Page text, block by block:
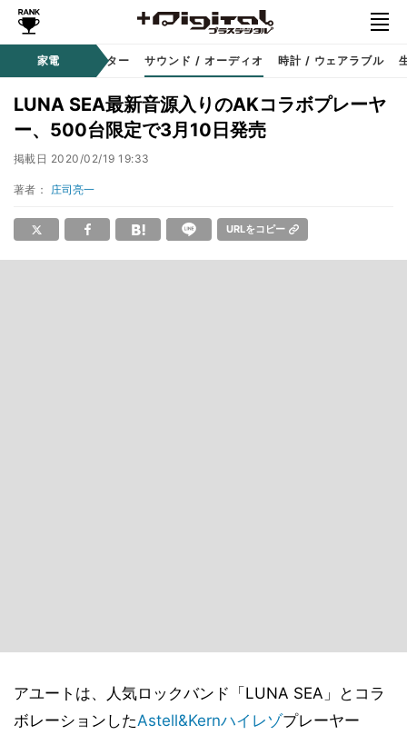
家電プロジェクター サウンド / オーディオ 時計 / ウェアラブル
LUNA SEA最新音源入りのAKコラボプレーヤ
ー、500台限定で3月10日発売
掲載日 2020/02/19 19:33
著者： 庄司亮一
URLをコピー
アユートは、人気ロックバンド「LUNA SEA」とコラ
ボレーションしたAstell&Kernハイレゾプレーヤー